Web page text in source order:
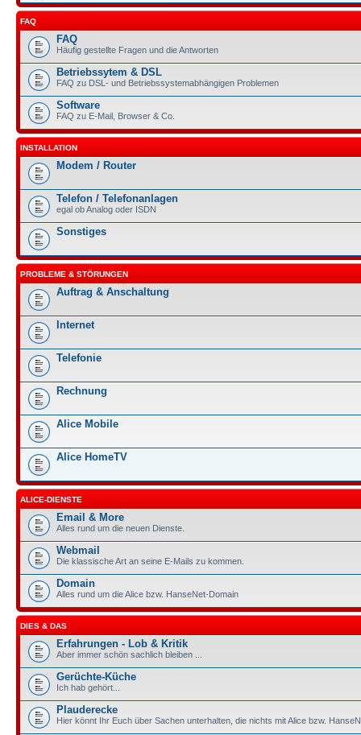
FAQ
FAQ
Häufig gestellte Fragen und die Antworten
Betriebssytem & DSL
FAQ zu DSL- und Betriebssystemabhängigen Problemen
Software
FAQ zu E-Mail, Browser & Co.
INSTALLATION
Modem / Router
Telefon / Telefonanlagen
egal ob Analog oder ISDN
Sonstiges
PROBLEME & STÖRUNGEN
Auftrag & Anschaltung
Internet
Telefonie
Rechnung
Alice Mobile
Alice HomeTV
ALICE-DIENSTE
Email & More
Alles rund um die neuen Dienste.
Webmail
Die klassische Art an seine E-Mails zu kommen.
Domain
Alles rund um die Alice bzw. HanseNet-Domain
DIES & DAS
Erfahrungen - Lob & Kritik
Aber immer schön sachlich bleiben ...
Gerüchte-Küche
Ich hab gehört...
Plauderecke
Hier könnt Ihr Euch über Sachen unterhalten, die nichts mit Alice bzw.